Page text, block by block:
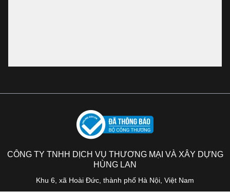
CÔNG TY TNHH DỊCH VỤ THƯƠNG MẠI VÀ XÂY DỰNG
HÙNG LAN
Khu 6, xã Hoài Đức, thành phố Hà Nội, Việt Nam